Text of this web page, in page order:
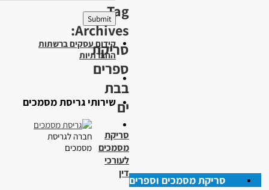
Tag
Archives:
סריקת
ספרים
בבת
ים
סריקת
מסמכים
לעורכי
דין
קידום עסקים ברשתות
החברתיות
שירותי גריסת מסמכים
חברה לגריסת
מסמכים
סריקת מסמכים וספרים